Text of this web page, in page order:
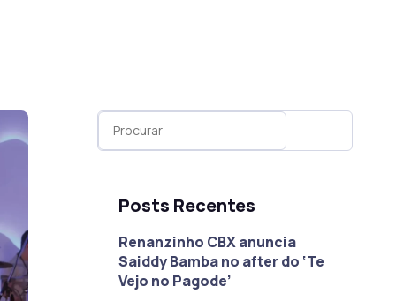
Posts Recentes
Renanzinho CBX anuncia
Saiddy Bamba no after do ‘Te
Vejo no Pagode’